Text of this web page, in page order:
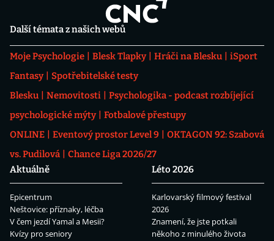
Další témata z našich webů
Moje Psychologie Blesk Tlapky Hráči na Blesku
iSport
Fantasy
Spotřebitelské testy
Blesku
Nemovitosti
Psychologika - podcast rozbíjející
psychologické mýty
Fotbalové přestupy
ONLINE
Eventový prostor Level 9
OKTAGON 92: Szabová
vs. Pudilová
Chance Liga 2026/27
Aktuálně
Epicentrum
Neštovice: příznaky, léčba
V čem jezdí Yamal a Mesii?
Kvízy pro seniory
Léto 2026
Karlovarský filmový festival
2026
Znamení, že jste potkali
někoho z minulého života